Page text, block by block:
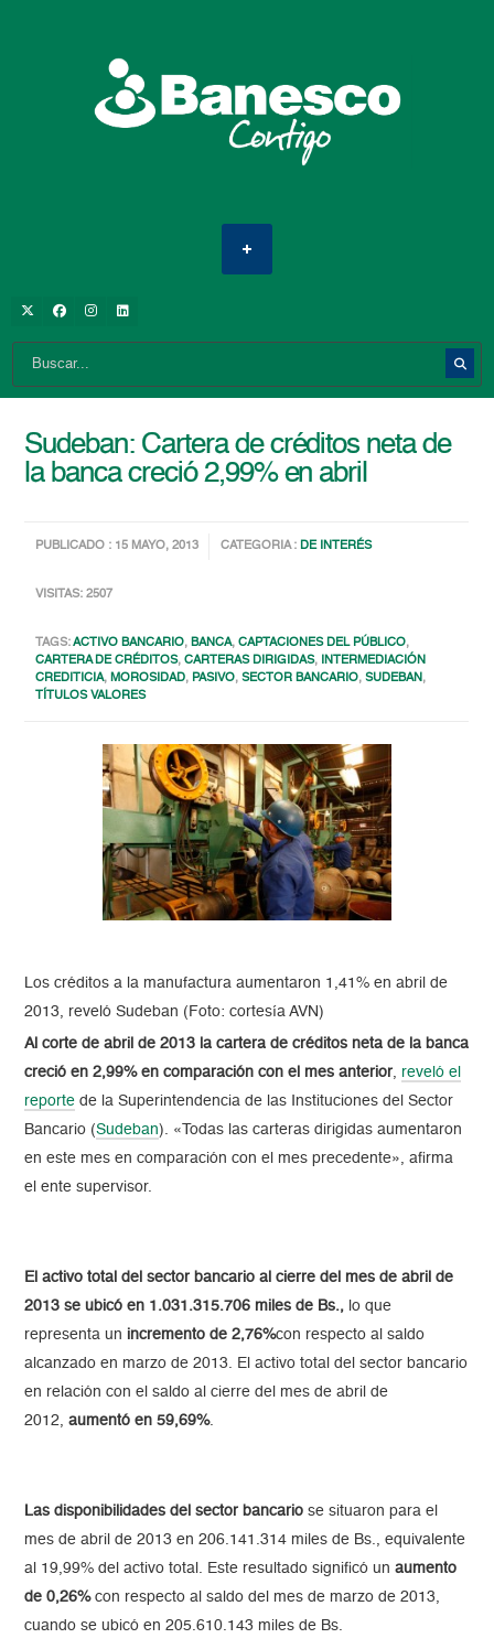
Sudeban: Cartera de créditos neta de
la banca creció 2,99% en abril
PUBLICADO : 15 MAYO, 2013 CATEGORIA :DE INTERÉS
VISITAS: 2507
TAGS:ACTIVO BANCARIO,BANCA,CAPTACIONES DEL PÚBLICO,
CARTERA DE CRÉDITOS,CARTERAS DIRIGIDAS, INTERMEDIACIÓN
CREDITICIA,MOROSIDAD, PASIVO,SECTOR BANCARIO,SUDEBAN,
TÍTULOS VALORES
Los créditos a la manufactura aumentaron 1,41% en abril de
2013, reveló Sudeban (Foto: cortesía AVN)
Al corte de abril de 2013 la cartera de créditos neta de la banca
creció en 2,99% en comparación con el mes anterior, reveló el
reporte de la Superintendencia de las Instituciones del Sector
Bancario (Sudeban). «Todas las carteras dirigidas aumentaron
en este mes en comparación con el mes precedente», afirma
el ente supervisor.
El activo total del sector bancario al cierre del mes de abril de
2013 se ubicó en 1.031.315.706 miles de Bs., lo que
representa un incremento de 2,76%con respecto al saldo
alcanzado en marzo de 2013. El activo total del sector bancario
en relación con el saldo al cierre del mes de abril de
2012,aumentó en 59,69%.
Las disponibilidades del sector bancario se situaron para el
mes de abril de 2013 en 206.141.314 miles de Bs., equivalente
al 19,99% del activo total. Este resultado significó unaumento
de 0,26%con respecto al saldo del mes de marzo de 2013,
cuando se ubicó en 205.610.143 miles de Bs.